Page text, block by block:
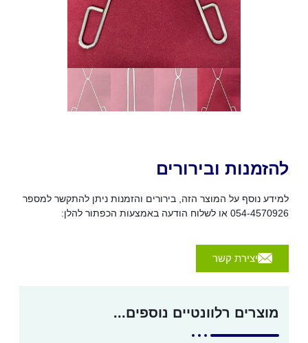
להזמנות ובירורים
למידע נוסף על המוצר הזה, בירורים והזמנות ניתן להתקשר למספר
054-4570926 או לשלוח הודעה באמצעות הכפתור להלן:
יצירת קשר
מוצרים רלוונטיים נוספים...